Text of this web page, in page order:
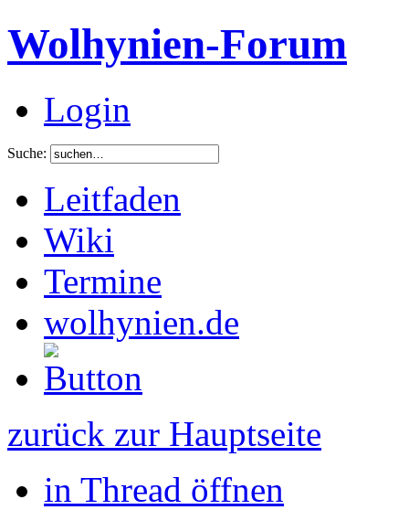
Wolhynien-Forum
Login
Suche:
Leitfaden
Wiki
Termine
wolhynien.de
zurück zur Hauptseite
in Thread öffnen